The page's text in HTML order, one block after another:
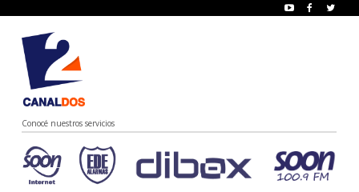
Conocé nuestros servicios